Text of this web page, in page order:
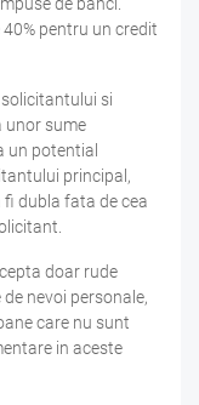
de banci.
pentru un credit
si
unor sume
un potential
principal,
dubla fata de cea
doar rude
nevoi personale,
care nu sunt
in aceste